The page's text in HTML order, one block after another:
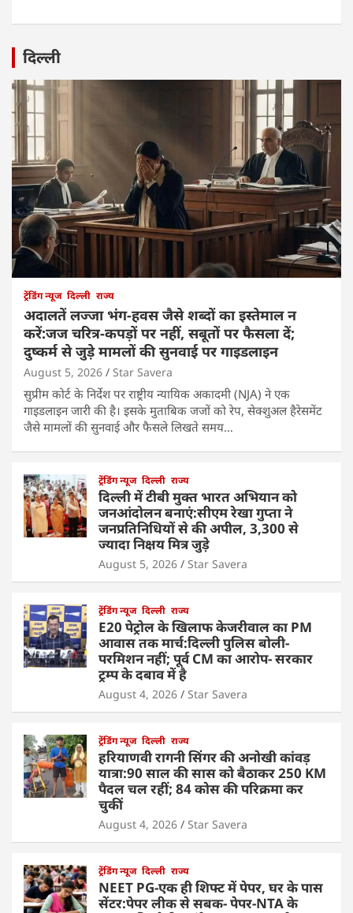
दिल्ली
ट्रेंडिंग न्यूज दिल्ली राज्य
अदालतें लज्जा भंग-हवस जैसे शब्दों का इस्तेमाल न
करें:जज चरित्र-कपड़ों पर नहीं, सबूतों पर फैसला दें;
दुष्कर्म से जुड़े मामलों की सुनवाई पर गाइडलाइन
August 5, 2026 Star Savera
सुप्रीम कोर्ट के निर्देश पर राष्ट्रीय न्यायिक अकादमी (NJA) ने एक
गाइडलाइन जारी की है। इसके मुताबिक जजों को रेप, सेक्शुअल हैरेसमेंट
जैसे मामलों की सुनवाई और फैसले लिखते समय…
ट्रेंडिंग न्यूज दिल्ली राज्य
दिल्ली में टीबी मुक्त भारत अभियान को
जनआंदोलन बनाएं:सीएम रेखा गुप्ता ने
जनप्रतिनिधियों से की अपील, 3,300 से
ज्यादा निक्षय मित्र जुड़े
August 5, 2026 Star Savera
ट्रेंडिंग न्यूज दिल्ली राज्य
E20 पेट्रोल के खिलाफ केजरीवाल का PM
आवास तक मार्च:दिल्ली पुलिस बोली-
परमिशन नहीं; पूर्व CM का आरोप- सरकार
ट्रम्प के दबाव में है
August 4, 2026 Star Savera
ट्रेंडिंग न्यूज दिल्ली राज्य
हरियाणवी रागनी सिंगर की अनोखी कांवड़
यात्रा:90 साल की सास को बैठाकर 250 KM
पैदल चल रहीं; 84 कोस की परिक्रमा कर
चुकीं
August 4, 2026 Star Savera
ट्रेंडिंग न्यूज दिल्ली राज्य
NEET PG-एक ही शिफ्ट में पेपर, घर के पास
सेंटर:पेपर लीक से सबक- पेपर-NTA के